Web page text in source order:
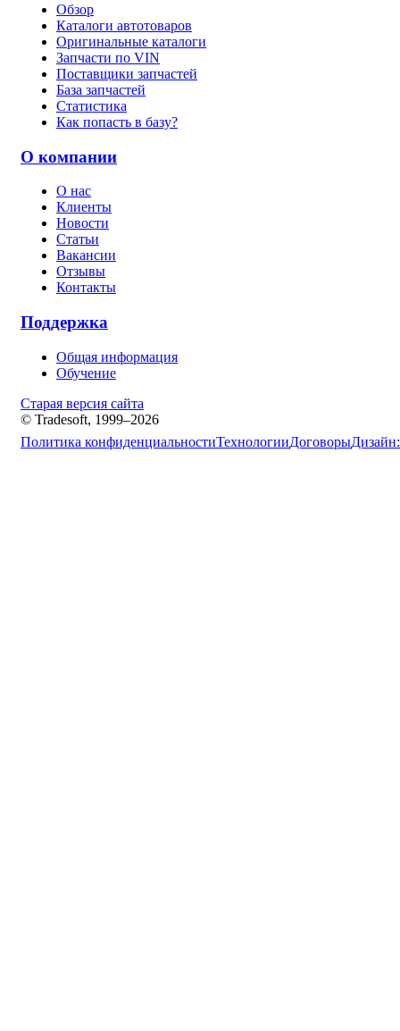
Обзор
Каталоги автотоваров
Оригинальные каталоги
Запчасти по VIN
Поставщики запчастей
База запчастей
Статистика
Как попасть в базу?
О компании
О нас
Клиенты
Новости
Статьи
Вакансии
Отзывы
Контакты
Поддержка
Общая информация
Обучение
Старая версия сайта
© Tradesoft, 1999–2026
Политика конфиденциальностиТехнологииДоговорыДизайн: